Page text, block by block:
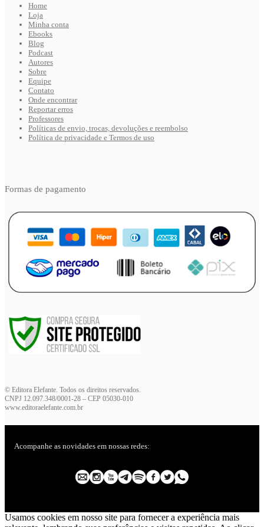
Home
Loja
Minha conta
Ebooks
Blog
Podcast
Autores
Sobre
Equipe
Contato
Onde encontrar
Reportar erros
Professores
Políticas de envio, trocas, devoluções e reembolso
Política de privacidade e Termos de uso
Formas de pagamento
© Editora Elefante. Todos os direitos reservados.
CNPJ 12.097.348/0001-28 – CEP 05030-010
www.editoraelefante.com.br
Acompanhe as novidades em nossas redes:
Usamos cookies em nosso site para fornecer a experiência mais